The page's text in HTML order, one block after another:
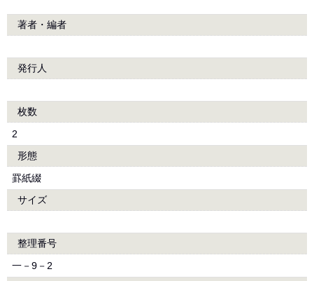
著者・編者
発行人
枚数
2
形態
罫紙綴
サイズ
整理番号
一－9－2